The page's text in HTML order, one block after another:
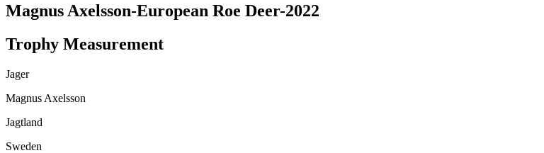
Magnus Axelsson-European Roe Deer-2022
Trophy Measurement
Jager
Magnus Axelsson
Jagtland
Sweden